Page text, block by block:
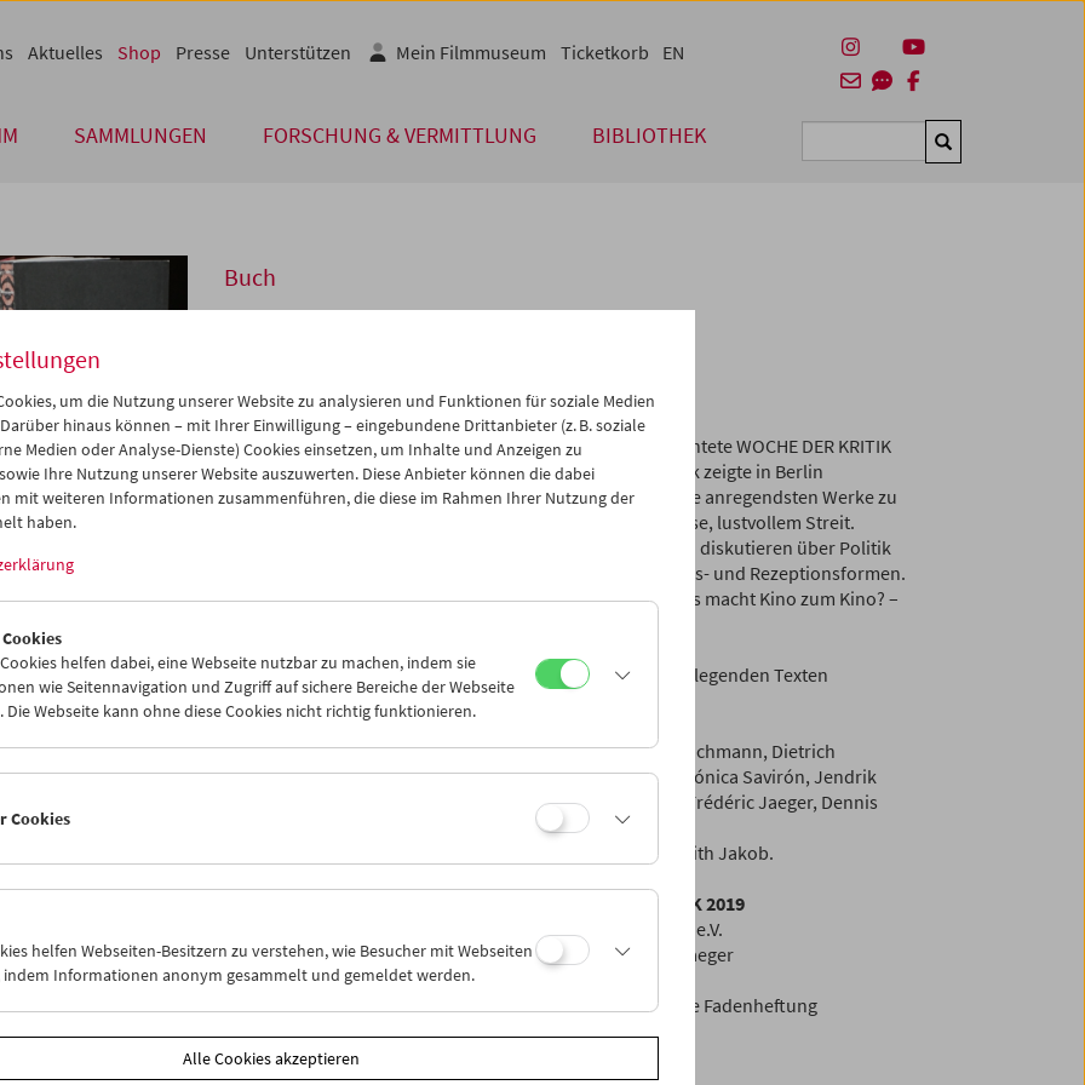
SAMMLUNGEN FORSCHUNG & VERMITTLUNG BIBLIOTHEK Suchen
Aktuelles Shop Presse Unterstützen Mein Filmmuseum Ticketkorb EN
zurück zu den
Buch
Koschke #2
Preis: EUR 16,00
Bei der Berlinale 2019 fand bereits zum 5. Mal die vielbeachtete WOCHE DER KRITIK
statt. Filmkritik wird dabei Programm: Die Woche der Kritik zeigte in Berlin
internationale Filme, frei ausgesucht nach dem Prinzip, die anregendsten Werke zu
diskutieren. Jeder Film gibt Anstoß zu Debatte, Kontroverse, lustvollem Streit.
Internationale Filmkritiker*innen und Filmemacher*innen diskutieren über Politik
und Ästhetik, Vorlieben und Ablehnung, neue Distributions- und Rezeptionsformen.
Wie sehen wir Filme? Welche Filme wünschen wir uns? Was macht Kino zum Kino? –
Begleitend dazu ist nun mitKoschke #2ein Buch mit grundlegenden Texten
erschienen.
Mit Beiträgen u.a. von Erika Balsom, Michelle Carey, Jan Bachmann, Dietrich
Kuhlbrodt, Carol Almeida, Kong Rithdee, Eugenio Renzi, Mónica Savirón, Jendrik
Walendy, Dunja Bialas, Daniela Persico, Vivien Buchhorn, Frédéric Jaeger, Dennis
Gestaltet wurde das Buch von Matthias Neumann und Judith Jakob.
Koschke #2: WOCHE DER KRITIK / BERLIN CRITICS' WEEK 2019
Eine Veranstaltung des Verbands der deutschen Filmkritik e.V.
Hg. Vivien Buchhorn, Giovanni Marchini Camia, Frédéric Jaeger
SYNEMA-Publikationen
Wien 2019, 176 Seiten, 100 Fotos in Farbe, Broschur, offene Fadenheftung
In deutscher und englischer Sprache
ISBN 978-3-901644-79-5
um die Nutzung unserer Website zu analysieren und Funktionen für soziale Medien
hinaus können – mit Ihrer Einwilligung – eingebundene Drittanbieter (z. B. soziale
Medien oder Analyse-Dienste) Cookies einsetzen, um Inhalte und Anzeigen zu
Ihre Nutzung unserer Website auszuwerten. Diese Anbieter können die dabei
mit weiteren Informationen zusammenführen, die diese im Rahmen Ihrer Nutzung der
haben.
helfen dabei, eine Webseite nutzbar zu machen, indem sie
wie Seitennavigation und Zugriff auf sichere Bereiche der Webseite
Die Webseite kann ohne diese Cookies nicht richtig funktionieren.
Cookies
helfen Webseiten-Besitzern zu verstehen, wie Besucher mit Webseiten
indem Informationen anonym gesammelt und gemeldet werden.
Alle Cookies akzeptieren